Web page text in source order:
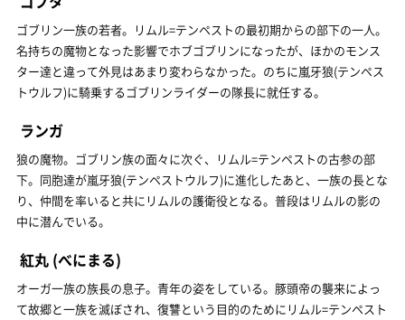
ゴブリン一族の若者。リムル=テンペストの最初期からの部下の一人。
名持ちの魔物となった影響でホブゴブリンになったが、ほかのモンス
ター達と違って外見はあまり変わらなかった。のちに嵐牙狼(テンペス
トウルフ)に騎乗するゴブリンライダーの隊長に就任する。
ランガ
狼の魔物。ゴブリン族の面々に次ぐ、リムル=テンペストの古参の部
下。同胞達が嵐牙狼(テンペストウルフ)に進化したあと、一族の長とな
り、仲間を率いると共にリムルの護衛役となる。普段はリムルの影の
中に潜んでいる。
紅丸 (べにまる)
オーガ一族の族長の息子。青年の姿をしている。豚頭帝の襲来によっ
て故郷と一族を滅ぼされ、復讐という目的のためにリムル=テンペスト